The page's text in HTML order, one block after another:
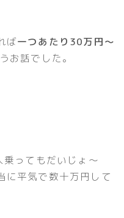
ば一つあたり30万円〜
お話でした。
ってもだいじょ〜
に平気で数十万円して